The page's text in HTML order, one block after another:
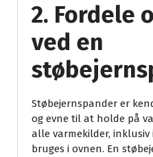
2. Fordele
ved en
Støbejernspander er
og evne til at holde på
alle varmekilder,
bruges i ovnen. En